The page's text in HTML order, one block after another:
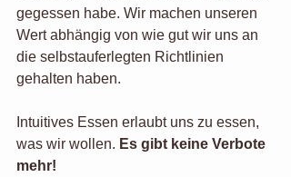
gegessen habe. Wir machen unseren
Wert abhängig von wie gut wir uns an
die selbstauferlegten Richtlinien
gehalten haben.
Intuitives Essen erlaubt uns zu essen,
was wir wollen. Es gibt keine Verbote
mehr!